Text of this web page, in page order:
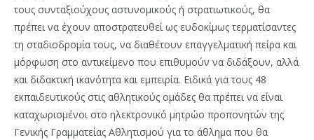
τους συνταξιούχους αστυνομικούς ή στρατιωτικούς, θα
πρέπει να έχουν αποστρατευθεί ως ευδοκίμως τερματίσαντες
τη σταδιοδρομία τους, να διαθέτουν επαγγελματική πείρα και
μόρφωση στο αντικείμενο που επιθυμούν να διδάξουν, αλλά
και διδακτική ικανότητα και εμπειρία. Ειδικά για τους 48
εκπαιδευτικούς στις αθλητικούς ομάδες θα πρέπει να είναι
καταχωρισμένοι στο ηλεκτρονικό μητρώο προπονητών της
Γενικής Γραμματείας Αθλητισμού για το άθλημα που θα